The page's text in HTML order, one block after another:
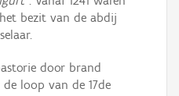
bezit van de abdij
door brand
loop van de 17de